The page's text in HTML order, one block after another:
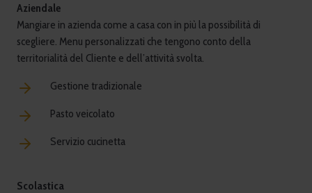
Aziendale
Mangiare in azienda come a casa con in più la possibilità di
scegliere. Menu personalizzati che tengono conto della
territorialità del Cliente e dell’attività svolta.
Gestione tradizionale
Pasto veicolato
Servizio cucinetta
Scolastica